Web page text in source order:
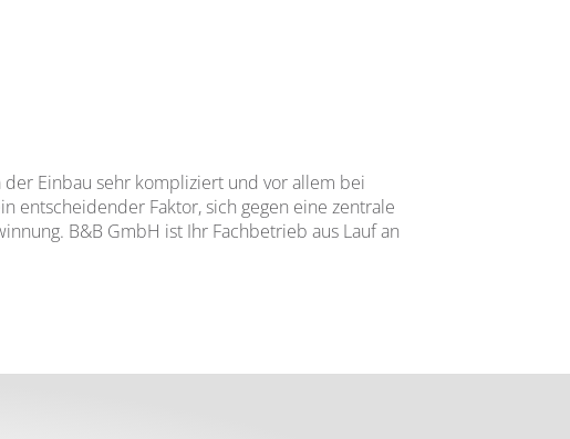
Einbau sehr kompliziert und vor allem bei
entscheidender Faktor, sich gegen eine zentrale
B&B GmbH ist Ihr Fachbetrieb aus Lauf an